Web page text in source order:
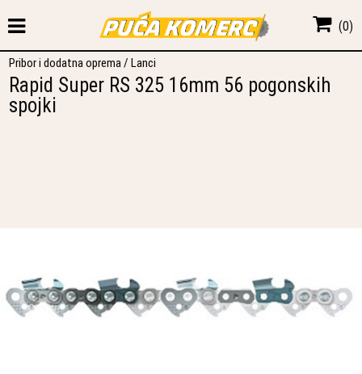
(0)
Pribor i dodatna oprema/Lanci
Rapid Super RS 325 16mm 56 pogonskih
spojki